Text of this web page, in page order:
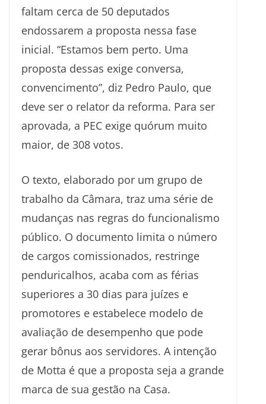
faltam cerca de 50 deputados
endossarem a proposta nessa fase
inicial. “Estamos bem perto. Uma
proposta dessas exige conversa,
convencimento”, diz Pedro Paulo, que
deve ser o relator da reforma. Para ser
aprovada, a PEC exige quórum muito
maior, de 308 votos.
O texto, elaborado por um grupo de
trabalho da Câmara, traz uma série de
mudanças nas regras do funcionalismo
público. O documento limita o número
de cargos comissionados, restringe
penduricalhos, acaba com as férias
superiores a 30 dias para juízes e
promotores e estabelece modelo de
avaliação de desempenho que pode
gerar bônus aos servidores. A intenção
de Motta é que a proposta seja a grande
marca de sua gestão na Casa.